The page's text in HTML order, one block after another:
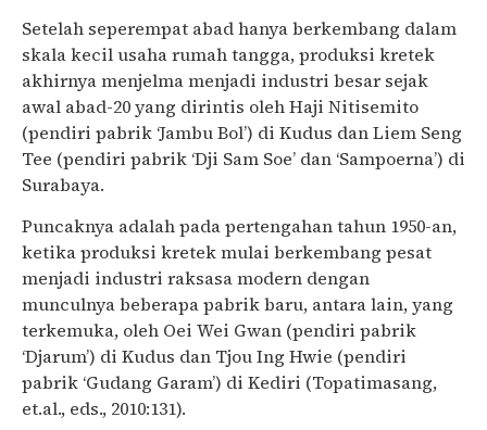
Setelah seperempat abad hanya berkembang dalam
skala kecil usaha rumah tangga, produksi kretek
akhirnya menjelma menjadi industri besar sejak
awal abad-20 yang dirintis oleh Haji Nitisemito
(pendiri pabrik ‘Jambu Bol’) di Kudus dan Liem Seng
Tee (pendiri pabrik ‘Dji Sam Soe’ dan ‘Sampoerna’) di
Surabaya.
Puncaknya adalah pada pertengahan tahun 1950-an,
ketika produksi kretek mulai berkembang pesat
menjadi industri raksasa modern dengan
munculnya beberapa pabrik baru, antara lain, yang
terkemuka, oleh Oei Wei Gwan (pendiri pabrik
‘Djarum’) di Kudus dan Tjou Ing Hwie (pendiri
pabrik ‘Gudang Garam’) di Kediri (Topatimasang,
et.al., eds., 2010:131).